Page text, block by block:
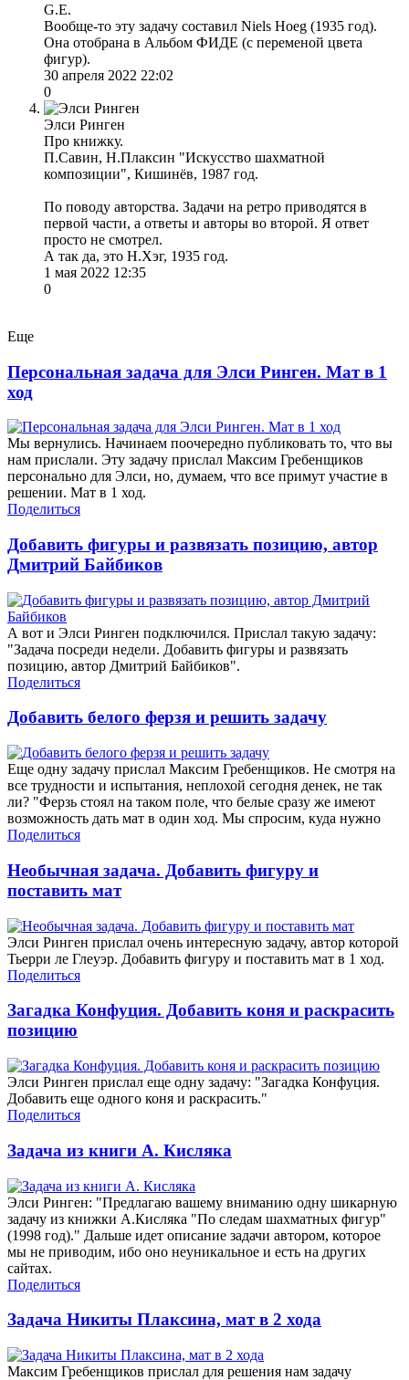
G.E.
Вообще-то эту задачу составил Niels Hoeg (1935 год).
Она отобрана в Альбом ФИДЕ (с переменой цвета
фигур).
30 апреля 2022 22:02
0
Элси Ринген
Про книжку.
П.Савин, Н.Плаксин "Искусство шахматной
композиции", Кишинёв, 1987 год.
По поводу авторства. Задачи на ретро приводятся в
первой части, а ответы и авторы во второй. Я ответ
просто не смотрел.
А так да, это Н.Хэг, 1935 год.
1 мая 2022 12:35
0
Еще
Персональная задача для Элси Ринген. Мат в 1
ход
Мы вернулись. Начинаем поочередно публиковать то, что вы
нам прислали. Эту задачу прислал Максим Гребенщиков
персонально для Элси, но, думаем, что все примут участие в
решении. Мат в 1 ход.
Поделиться
Добавить фигуры и развязать позицию, автор
Дмитрий Байбиков
А вот и Элси Ринген подключился. Прислал такую задачу:
"Задача посреди недели. Добавить фигуры и развязать
позицию, автор Дмитрий Байбиков".
Поделиться
Добавить белого ферзя и решить задачу
Еще одну задачу прислал Максим Гребенщиков. Не смотря на
все трудности и испытания, неплохой сегодня денек, не так
ли? "Ферзь стоял на таком поле, что белые сразу же имеют
возможность дать мат в один ход. Мы спросим, куда нужно
Поделиться
Необычная задача. Добавить фигуру и
поставить мат
Элси Ринген прислал очень интересную задачу, автор которой
Тьерри ле Глеуэр. Добавить фигуру и поставить мат в 1 ход.
Поделиться
Загадка Конфуция. Добавить коня и раскрасить
позицию
Элси Ринген прислал еще одну задачу: "Загадка Конфуция.
Добавить еще одного коня и раскрасить."
Поделиться
Задача из книги А. Кисляка
Элси Ринген: "Предлагаю вашему вниманию одну шикарную
задачу из книжки А.Кисляка "По следам шахматных фигур"
(1998 год)." Дальше идет описание задачи автором, которое
мы не приводим, ибо оно неуникальное и есть на других
сайтах.
Поделиться
Задача Никиты Плаксина, мат в 2 хода
Максим Гребенщиков прислал для решения нам задачу